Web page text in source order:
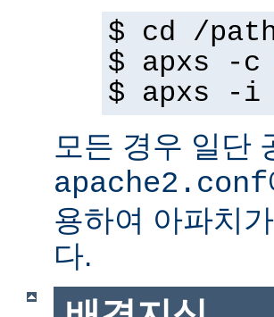
$ cd /
$ apxs -c
$ apxs -i
모든 경우 일단
apache2.conf
용하여 아파치
다.